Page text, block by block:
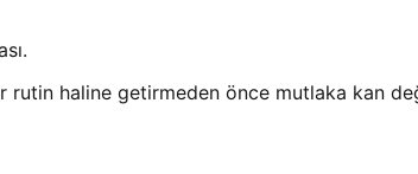
rutin haline getirmeden önce mutlaka kan